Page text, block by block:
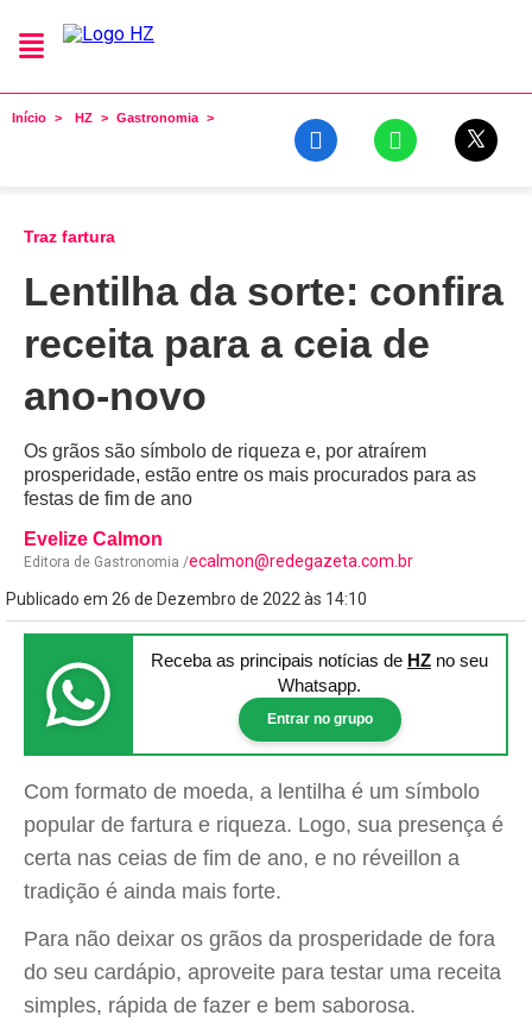
Início HZ Gastronomia
Traz fartura
Lentilha da sorte: confira
receita para a ceia de
ano-novo
Os grãos são símbolo de riqueza e, por atraírem
prosperidade, estão entre os mais procurados para as
festas de fim de ano
Evelize Calmon
Editora de Gastronomia /ecalmon@redegazeta.com.br
Publicado em 26 de Dezembro de 2022 às 14:10
Receba as principais notícias de HZ no seu
Whatsapp.
Entrar no grupo
Com formato de moeda, a lentilha é um símbolo
popular de fartura e riqueza. Logo, sua presença é
certa nas ceias de fim de ano, e no réveillon a
tradição é ainda mais forte.
Para não deixar os grãos da prosperidade de fora
do seu cardápio, aproveite para testar uma receita
simples, rápida de fazer e bem saborosa.